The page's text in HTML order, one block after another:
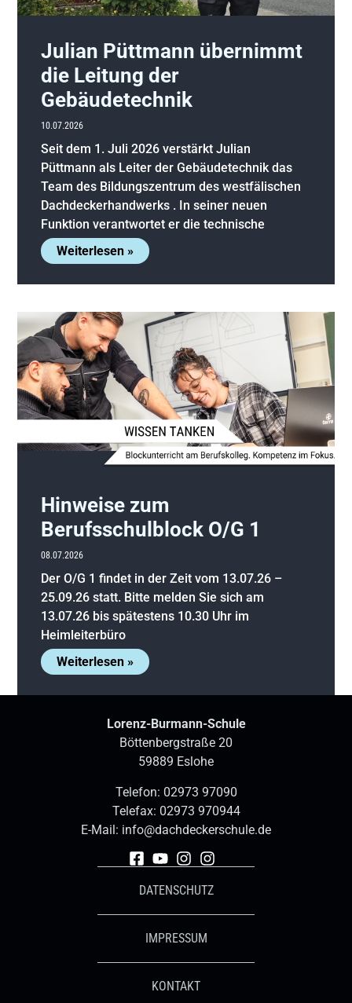
Julian Püttmann übernimmt
die Leitung der
Gebäudetechnik
10.07.2026
Seit dem 1. Juli 2026 verstärkt Julian
Püttmann als Leiter der Gebäudetechnik das
Team des Bildungszentrum des westfälischen
Dachdeckerhandwerks . In seiner neuen
Funktion verantwortet er die technische
Weiterlesen »
Hinweise zum
Berufsschulblock O/G 1
08.07.2026
Der O/G 1 findet in der Zeit vom 13.07.26 –
25.09.26 statt. Bitte melden Sie sich am
13.07.26 bis spätestens 10.30 Uhr im
Heimleiterbüro
Weiterlesen »
Lorenz-Burmann-Schule
Böttenbergstraße 20
59889 Eslohe
Telefon: 02973 97090
Telefax: 02973 970944
E-Mail: info@dachdeckerschule.de
DATENSCHUTZ
IMPRESSUM
KONTAKT